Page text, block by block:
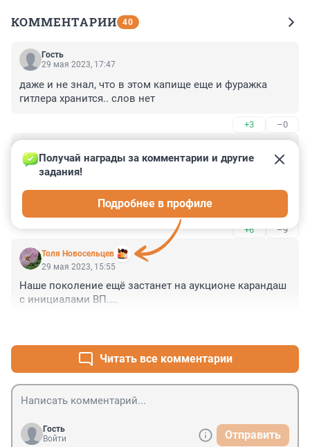
КОММЕНТАРИИ 40
Гость
29 мая 2023, 17:47
даже и не знал, что в этом капище еще и фуражка
гитлера хранится.. слов нет
+3 –0
29 мая 2023, 16:00
Реабилитация фашизма. Европа уже не скрывает
свою тоску по нацистскому прошлому . Интересно
Шольц уже привёл в порядок дедов мундир, надеть
на праздник победы Украины?
+6 –9
Толя Новосельцев
Получай награды за комментарии и другие
задания!
Подробнее в профиле
29 мая 2023, 15:55
Наше поколение ещё застанет на аукционе карандаш
с инициалами ВП....
Читать все комментарии
Гость
Войти
Отправить